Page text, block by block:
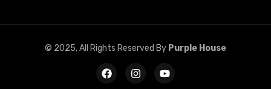
© 2025, All Rights Reserved By Purple House